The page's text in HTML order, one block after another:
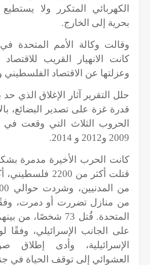
الكهربائي المتكرر ولا
بحرية إلى الخارج.
وقالت وكالة الأمم المتحدة في
كانت الانهيار القريب للاقتصاد
وعزلتها عن الاقتصاد الفلسطيني
حلل التقرير آثار الإغلاق الذي
قدرة غزة على تصدير البضائع،
2009 و2012 و 2014.
كانت الحرب الأخيرة مدمرة
قتلت أكثر من 2200
من منازل تضررت أو دمرت، وفقًا
المتحدة. قُتل 73
على الجانب الإسرائيلي، وفقًا
الإسرائيلية، وأدى إطلاق
العشوائي إلى توقف الحياة في